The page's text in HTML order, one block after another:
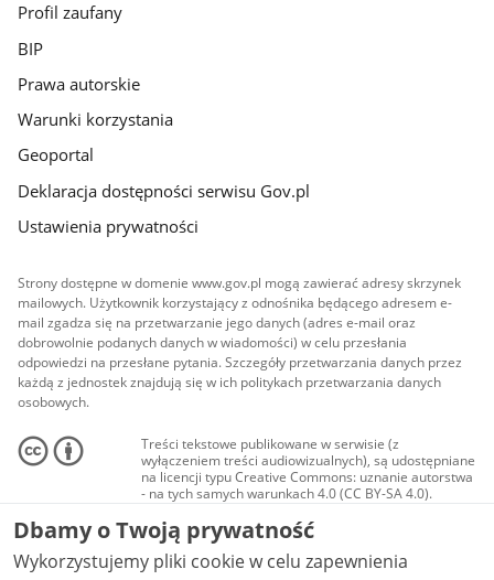
Profil zaufany
BIP
Prawa autorskie
Warunki korzystania
Geoportal
Deklaracja dostępności serwisu Gov.pl
Ustawienia prywatności
Strony dostępne w domenie www.gov.pl mogą zawierać adresy skrzynek
mailowych. Użytkownik korzystający z odnośnika będącego adresem e-
mail zgadza się na przetwarzanie jego danych (adres e-mail oraz
dobrowolnie podanych danych w wiadomości) w celu przesłania
odpowiedzi na przesłane pytania. Szczegóły przetwarzania danych przez
każdą z jednostek znajdują się w ich politykach przetwarzania danych
osobowych.
Treści tekstowe publikowane w serwisie (z
wyłączeniem treści audiowizualnych), są udostępniane
na licencji typu Creative Commons: uznanie autorstwa
- na tych samych warunkach 4.0 (CC BY-SA 4.0).
Materiały audiowizualne, w tym zdjęcia, materiały
audio i wideo, są udostępniane na licencji typu
Creative Commons: uznanie autorstwa użycie
niekomercyjne - bez utworów zależnych 4.0 (CC BY-
NC-ND 4.0), o ile nie jest to stwierdzone inaczej.
Dbamy o Twoją prywatność
Wykorzystujemy pliki cookie w celu zapewnienia